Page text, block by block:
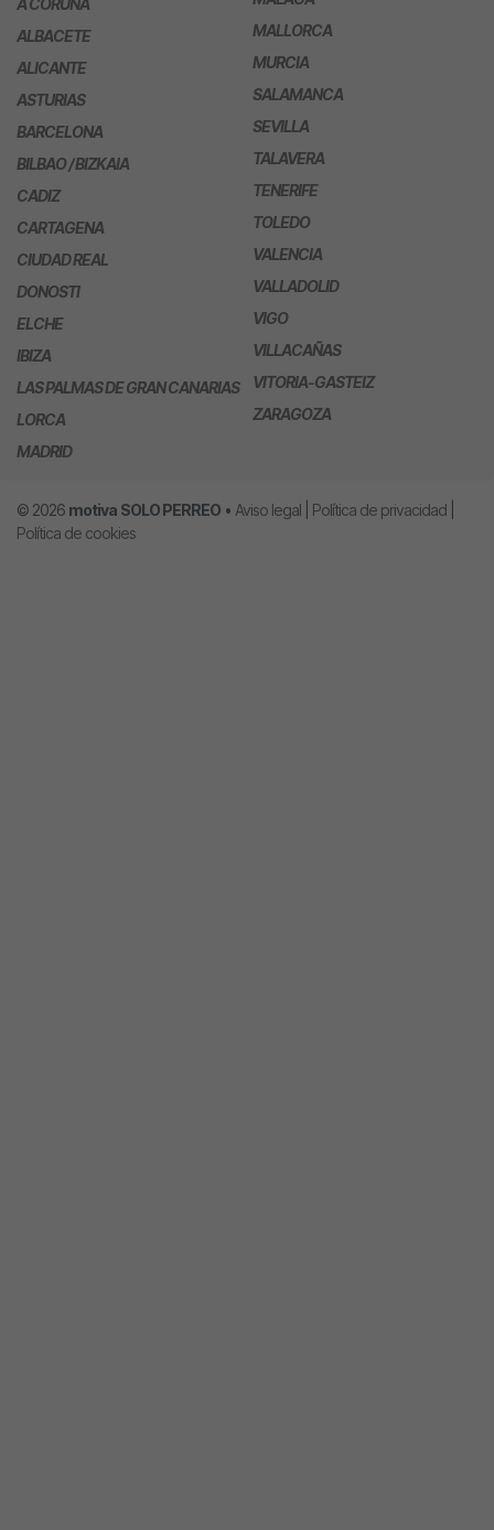
A CORUÑA
ALBACETE
ALICANTE
ASTURIAS
BARCELONA
BILBAO / BIZKAIA
CADIZ
CARTAGENA
CIUDAD REAL
DONOSTI
ELCHE
IBIZA
LAS PALMAS DE GRAN CANARIAS
LORCA
MADRID
MALLORCA
MURCIA
SALAMANCA
SEVILLA
TALAVERA
TENERIFE
TOLEDO
VALENCIA
VALLADOLID
VIGO
VILLACAÑAS
VITORIA-GASTEIZ
ZARAGOZA
© 2026 motiva SOLO PERREO • Aviso legal Política de privacidad
Política de cookies